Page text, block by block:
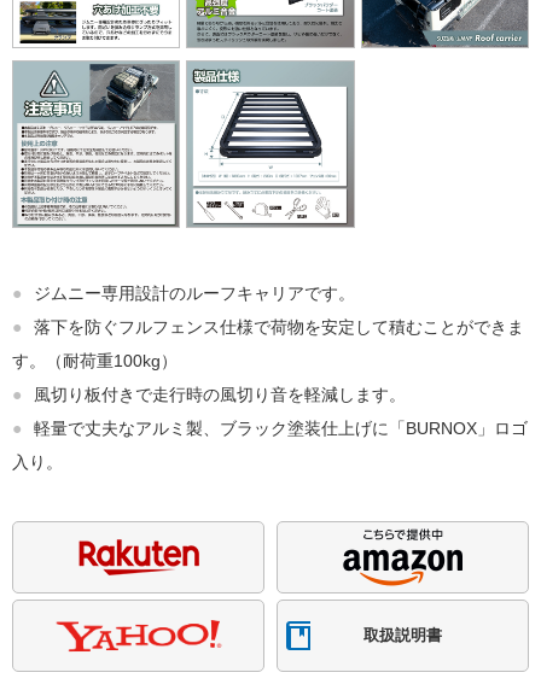
●
ジムニー専用設計のルーフキャリアです。
●
落下を防ぐフルフェンス仕様で荷物を安定して積むことができま
す。（耐荷重100kg）
●
風切り板付きで走行時の風切り音を軽減します。
●
軽量で丈夫なアルミ製、ブラック塗装仕上げに「BURNOX」ロゴ
入り。
取扱説明書